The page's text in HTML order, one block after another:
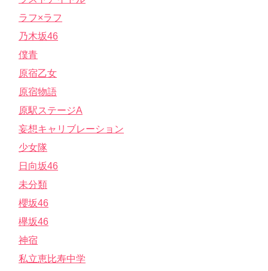
ラフ×ラフ
乃木坂46
僕青
原宿乙女
原宿物語
原駅ステージA
妄想キャリブレーション
少女隊
日向坂46
未分類
櫻坂46
欅坂46
神宿
私立恵比寿中学